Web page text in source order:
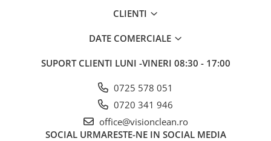
CLIENTI
DATE COMERCIALE
SUPORT CLIENTI LUNI -VINERI 08:30 - 17:00
0725 578 051
0720 341 946
office@visionclean.ro
SOCIAL URMARESTE-NE IN SOCIAL MEDIA